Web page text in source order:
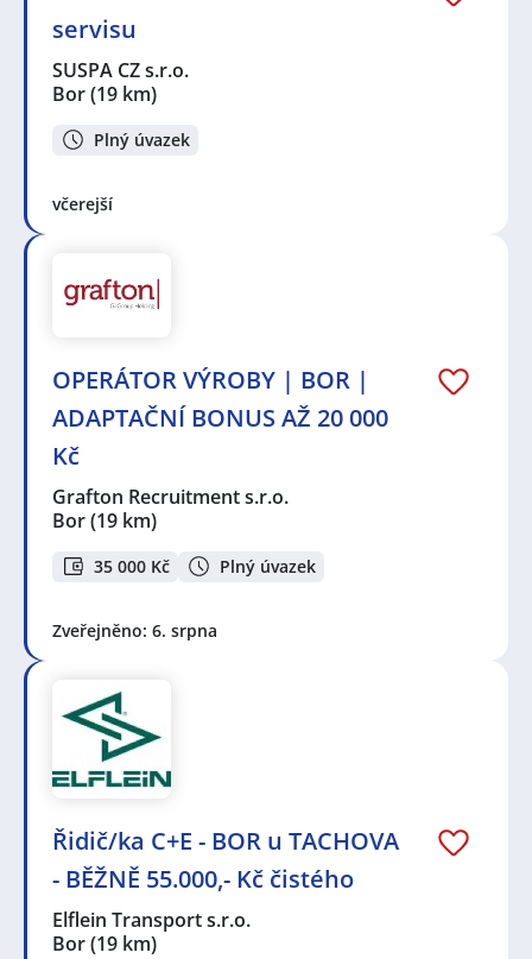
servisu
SUSPA CZ s.r.o.
Bor(19 km)
Plný úvazek
včerejší
OPERÁTOR VÝROBY | BOR |
ADAPTAČNÍ BONUS AŽ 20 000
Kč
Grafton Recruitment s.r.o.
Bor(19 km)
35 000 Kč Plný úvazek
Zveřejněno: 6. srpna
Řidič/ka C+E - BOR u TACHOVA
- BĚŽNĚ 55.000,- Kč čistého
Elflein Transport s.r.o.
Bor(19 km)